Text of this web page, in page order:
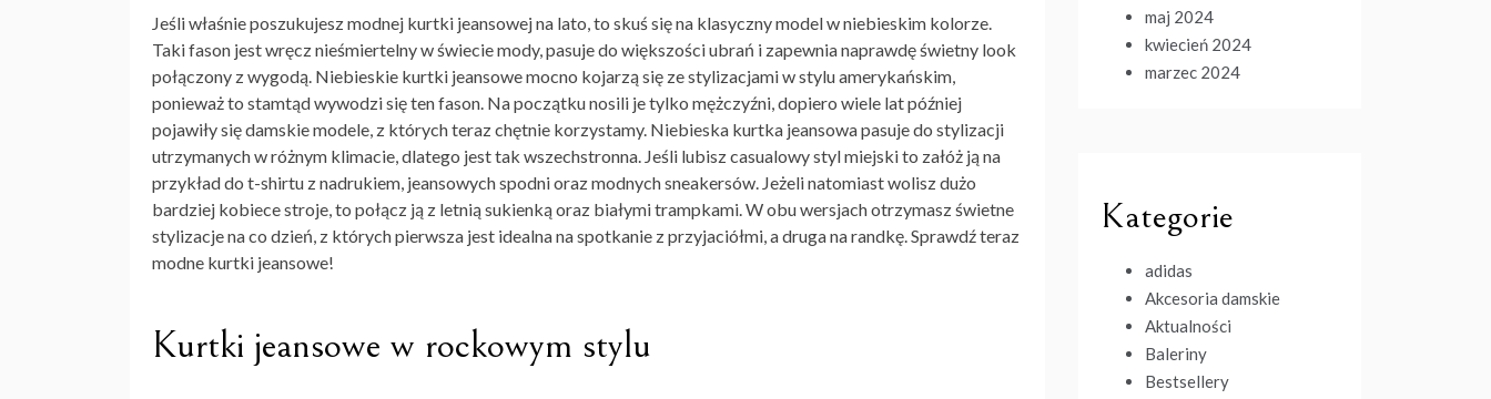
Jeśli właśnie poszukujesz modnej kurtki jeansowej na lato, to skuś się na klasyczny model w niebieskim kolorze.
Taki fason jest wręcz nieśmiertelny w świecie mody, pasuje do większości ubrań i zapewnia naprawdę świetny look
połączony z wygodą. Niebieskie kurtki jeansowemocno kojarzą się ze stylizacjami w stylu amerykańskim,
ponieważ to stamtąd wywodzi się ten fason. Na początku nosili je tylko mężczyźni, dopiero wiele lat później
pojawiły się damskie modele, z których teraz chętnie korzystamy. Niebieska kurtka jeansowa pasuje do stylizacji
utrzymanych w różnym klimacie, dlatego jest tak wszechstronna. Jeśli lubisz casualowy styl miejski to załóż ją na
przykład do t-shirtu z nadrukiem, jeansowych spodni oraz modnych sneakersów. Jeżeli natomiast wolisz dużo
bardziej kobiece stroje, to połącz ją z letnią sukienką oraz białymi trampkami. W obu wersjach otrzymasz świetne
stylizacje na co dzień, z których pierwsza jest idealna na spotkanie z przyjaciółmi, a druga na randkę. Sprawdź teraz
modne kurtki jeansowe!
Kurtki jeansowe w rockowym stylu
maj 2024
kwiecień 2024
marzec 2024
Kategorie
adidas
Akcesoria damskie
Aktualności
Baleriny
Bestsellery